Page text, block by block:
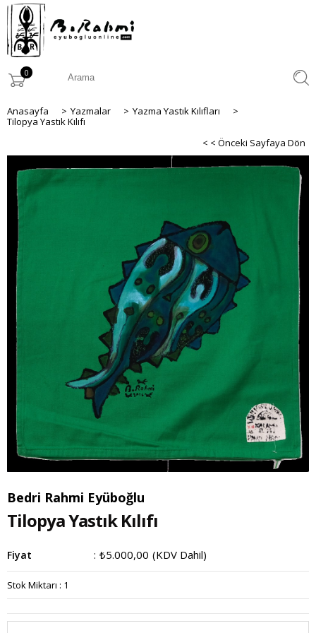
0
Anasayfa > Yazmalar > Yazma Yastık Kılıfları
>
Tilopya Yastık Kılıfı
< < Önceki Sayfaya Dön
Bedri Rahmi Eyüboğlu
Tilopya Yastık Kılıfı
Fiyat : ₺5.000,00 (KDV Dahil)
Stok Miktarı : 1